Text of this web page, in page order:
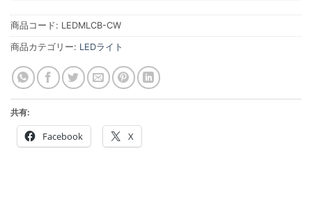
商品コード: LEDMLCB-CW
商品カテゴリー: LEDライト
共有:
Facebook X